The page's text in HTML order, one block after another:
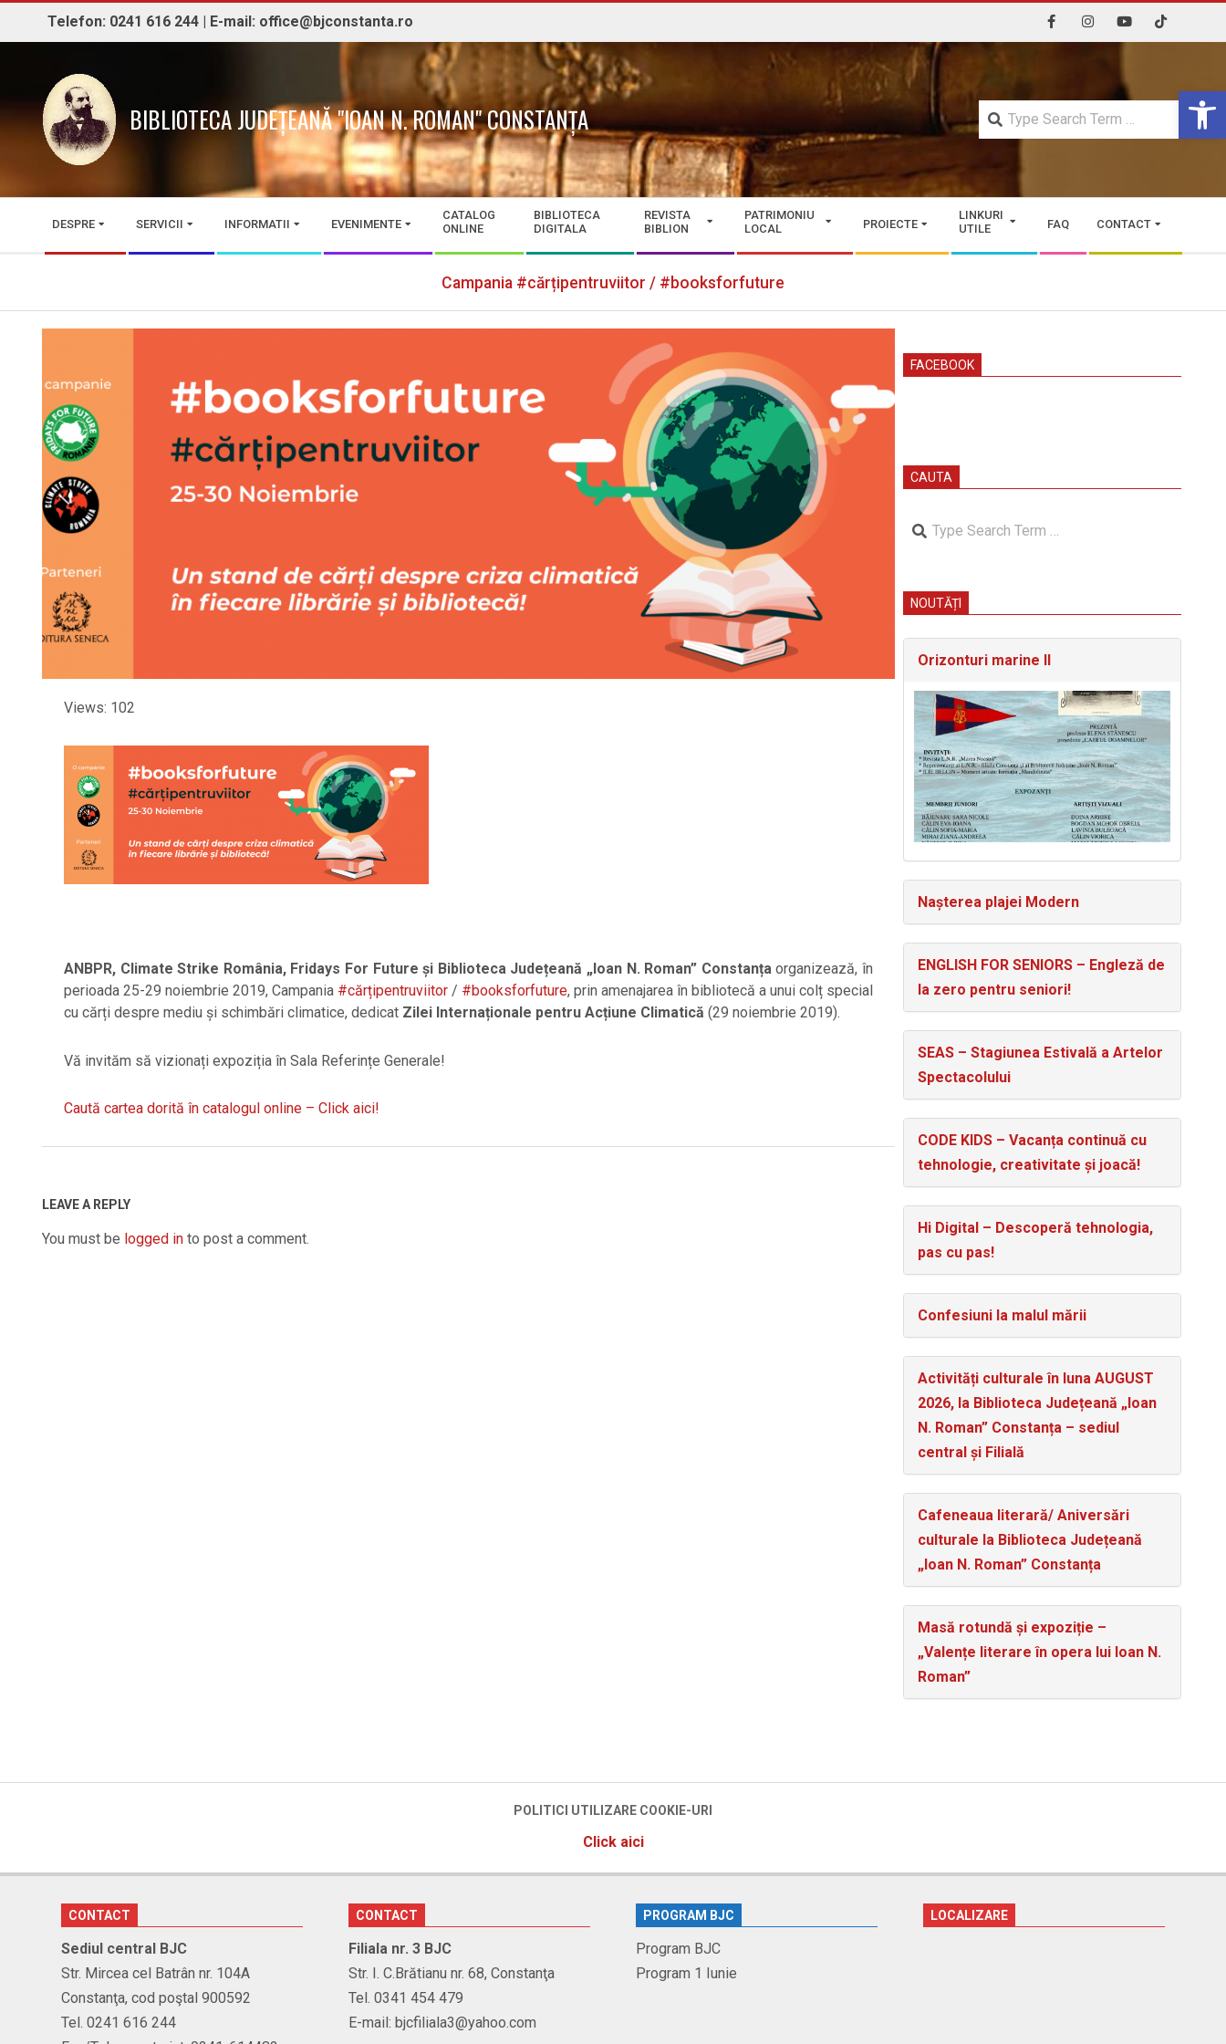
Telefon: 0241 616 244 | E-mail: office@bjconstanta.ro
BIBLIOTECA JUDEȚEANĂ "IOAN N. ROMAN" CONSTANȚA
Navigation
Menu
DESPRE SERVICII INFORMATII EVENIMENTE
CATALOG
ONLINE
BIBLIOTECA
DIGITALA
REVISTA
BIBLION
PATRIMONIU
LOCAL
PROIECTE
LINKURI
UTILE
FAQ CONTACT
Campania #cărțipentruviitor / #booksforfuture
Views: 102
ANBPR, Climate Strike România, Fridays For Future și Biblioteca Județeană „Ioan N. Roman” Constanțaorganizează, în
perioada 25-29 noiembrie 2019, Campania #cărțipentruviitor / #booksforfuture, prin amenajarea în bibliotecă a unui colț special
cu cărți despre mediu și schimbări climatice, dedicat Zilei Internaționale pentru Acțiune Climatică (29 noiembrie 2019).
Vă invităm să vizionați expoziția în Sala Referințe Generale!
Caută cartea dorită în catalogul online – Click aici!
26
LEAVE A REPLY
You must be logged in to post a comment.
FACEBOOK
CAUTA
Search
NOUTĂȚI
Orizonturi marine II
Nașterea plajei Modern
ENGLISH FOR SENIORS – Engleză de
la zero pentru seniori!
SEAS – Stagiunea Estivală a Artelor
Spectacolului
CODE KIDS – Vacanța continuă cu
tehnologie, creativitate și joacă!
Hi Digital – Descoperă tehnologia,
pas cu pas!
Confesiuni la malul mării
Activități culturale în luna AUGUST
2026, la Biblioteca Județeană „Ioan
N. Roman” Constanța – sediul
central și Filială
Cafeneaua literară/ Aniversări
culturale la Biblioteca Județeană
„Ioan N. Roman” Constanța
Masă rotundă și expoziție –
„Valențe literare în opera lui Ioan N.
Roman”
POLITICI UTILIZARE COOKIE-URI
Click aici
CONTACT
Sediul central BJC
Str. Mircea cel Batrân nr. 104A
Constanţa, cod poştal 900592
Tel. 0241 616 244
CONTACT
Filiala nr. 3 BJC
Str. I. C.Brătianu nr. 68, Constanţa
Tel. 0341 454 479
E-mail: bjcfiliala3@yahoo.com
PROGRAM BJC
Program BJC
Program 1 Iunie
LOCALIZARE